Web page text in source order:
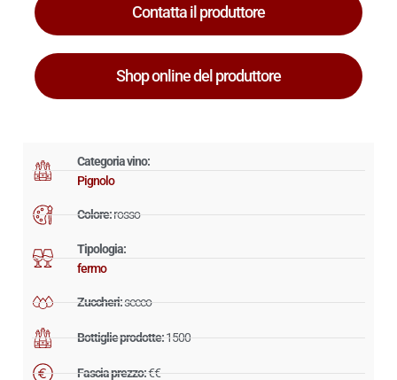
Categoria vino:
Pignolo
Colore:rosso
Tipologia:
fermo
Zuccheri:secco
Bottiglie prodotte:1500
Fascia prezzo:€€
Contatta il produttore
Shop online del produttore